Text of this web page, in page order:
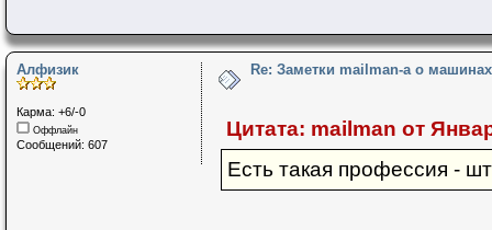
Алфизик
Карма: +6/-0
Оффлайн
Сообщений: 607
Re: Заметки mailman-a о
Цитата: mailman от
Есть такая профессия -